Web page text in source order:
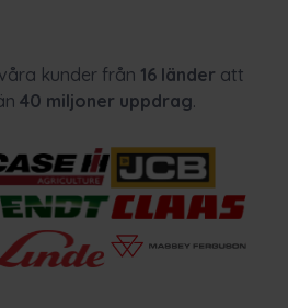
kunder från 16 länder att
40 miljoner uppdrag.